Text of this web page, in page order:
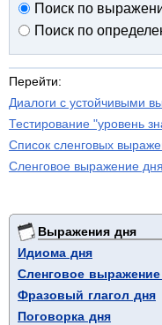
Поиск по
Поиск по
Перейти:
Диалоги с устойчивыми
Тестирование "уровень
Список сленговых
Сленговое выражение дня
Выражения дня
Идиома дня
Сленговое
Фразовый глагол дня
Поговорка дня